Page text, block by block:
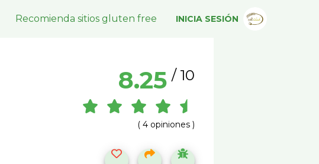
Recomienda sitios gluten free INICIA SESIÓN
8.25 / 10
( 4 opiniones )